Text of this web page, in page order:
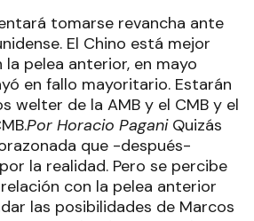
tomarse revancha ante
El Chino está mejor
pelea anterior, en mayo
en fallo mayoritario. Estarán
welter de la AMB y el CMB y el
Por Horacio Pagani Quizás
que -después-
la realidad. Pero se percibe
con la pelea anterior
las posibilidades de Marcos